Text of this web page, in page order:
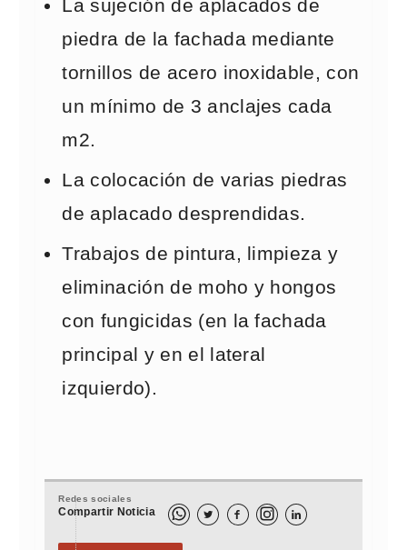
La sujeción de aplacados de
piedra de la fachada mediante
tornillos de acero inoxidable, con
un mínimo de 3 anclajes cada
m2.
La colocación de varias piedras
de aplacado desprendidas.
Trabajos de pintura, limpieza y
eliminación de moho y hongos
con fungicidas (en la fachada
principal y en el lateral
izquierdo).
Redes sociales
Compartir Noticia   